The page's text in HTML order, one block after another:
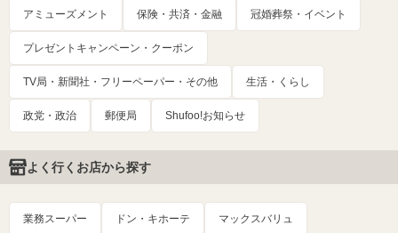
アミューズメント 保険・共済・金融 冠婚葬祭・イベント
プレゼントキャンペーン・クーポン
TV局・新聞社・フリーペーパー・その他 生活・くらし
政党・政治 郵便局 Shufoo!お知らせ
よく行くお店から探す
業務スーパー ドン・キホーテ マックスバリュ